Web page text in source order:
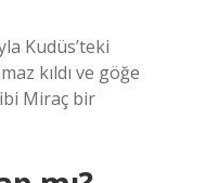
Kudüs’teki
kıldı ve göğe
Miraç bir